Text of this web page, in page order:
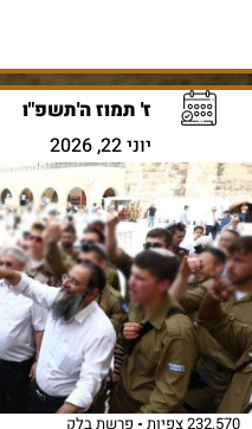
ז' תמוז ה'תשפ"ו
יוני 22, 2026
232,570 צפיות פרשת בלק